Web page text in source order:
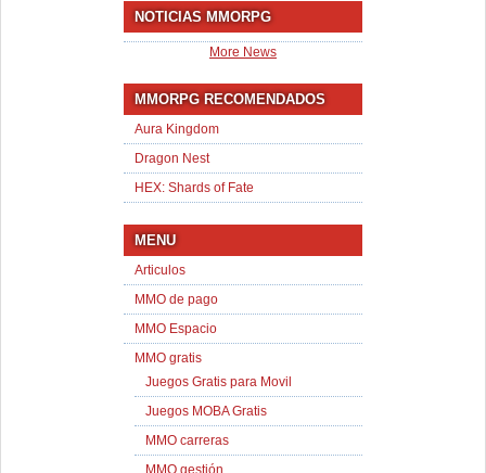
NOTICIAS MMORPG
More News
MMORPG RECOMENDADOS
Aura Kingdom
Dragon Nest
HEX: Shards of Fate
MENU
Articulos
MMO de pago
MMO Espacio
MMO gratis
Juegos Gratis para Movil
Juegos MOBA Gratis
MMO carreras